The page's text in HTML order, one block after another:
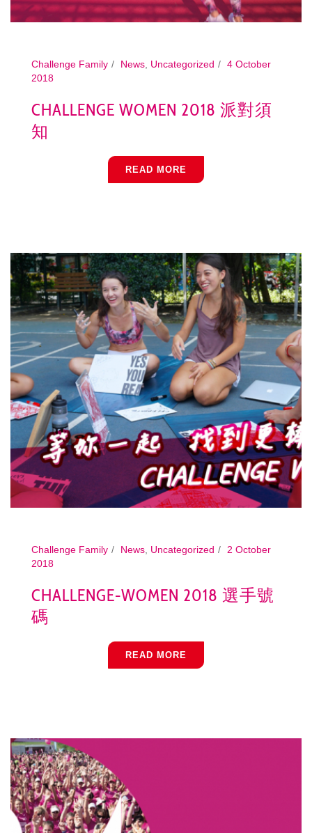
Challenge Family News, Uncategorized
4 October
2018
CHALLENGE WOMEN 2018 派對須
知
READ MORE
Challenge Family News Uncategorized
2 October
2018
CHALLENGE-WOMEN 2018 選手號
碼
READ MORE